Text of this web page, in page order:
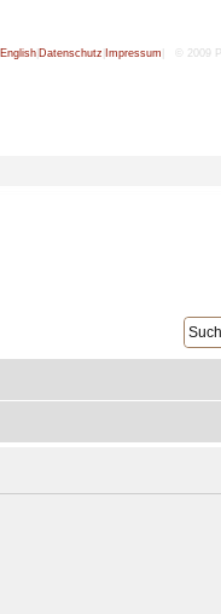
English Datenschutz Impressum | © 2009